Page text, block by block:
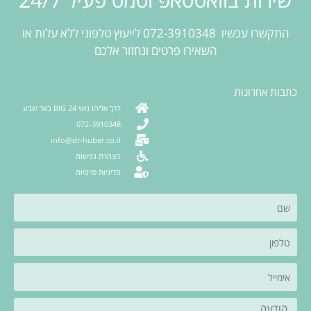
התקשרו עכשיו 072-3910348 לייעוץ טלפוני ללא עלות או
השאירו פרטים ונחזור אלכם
כתבות אחרונות
דרך אליהו נאוי 24 BIG באר שבע
072-3910348
info@dr-huber.co.il
הצהרת נגישות
מדיניות פרטיות